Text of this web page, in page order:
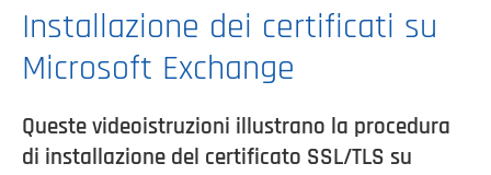
Installazione dei certificati su
Microsoft Exchange
Queste videoistruzioni illustrano la procedura
di installazione del certificato SSL/TLS su